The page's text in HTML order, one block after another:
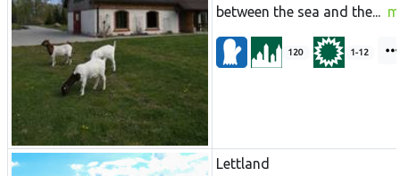
between the sea and the...
120 1-12
Lettland